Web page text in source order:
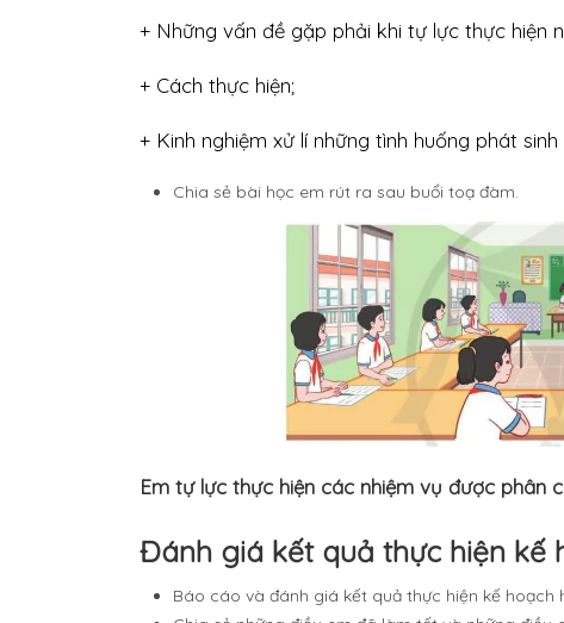
+ Những vấn đề gặp phải khi tự lực thực hiện
+ Cách thực hiện;
+ Kinh nghiệm xử lí những tình huống phát
Chia sẻ bài học em rút ra sau buổi toạ đàm.
Em tự lực thực hiện các nhiệm vụ được phân
Đánh giá kết quả thực hiện kế
Báo cáo và đánh giá kết quả thực hiện kế hoạch